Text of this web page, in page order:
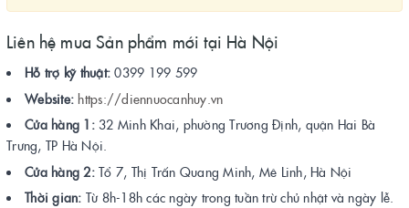
Liên hệ mua Sản phẩm mới tại Hà Nội
Hỗ trợ kỹ thuật: 0399 199 599
Website: https://diennuocanhuy.vn
Cửa hàng 1: 32 Minh Khai, phường Trương Định, quận Hai Bà
Trưng, TP Hà Nội.
Cửa hàng 2: Tổ 7, Thị Trấn Quang Minh, Mê Linh, Hà Nội
Thời gian: Từ 8h-18h các ngày trong tuần trừ chủ nhật và ngày lễ.